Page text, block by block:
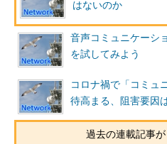
はないのか
音声コミュニケーシ
を試してみよう
コロナ禍で「コミュ
待高まる、阻害要因
過去の連載記事